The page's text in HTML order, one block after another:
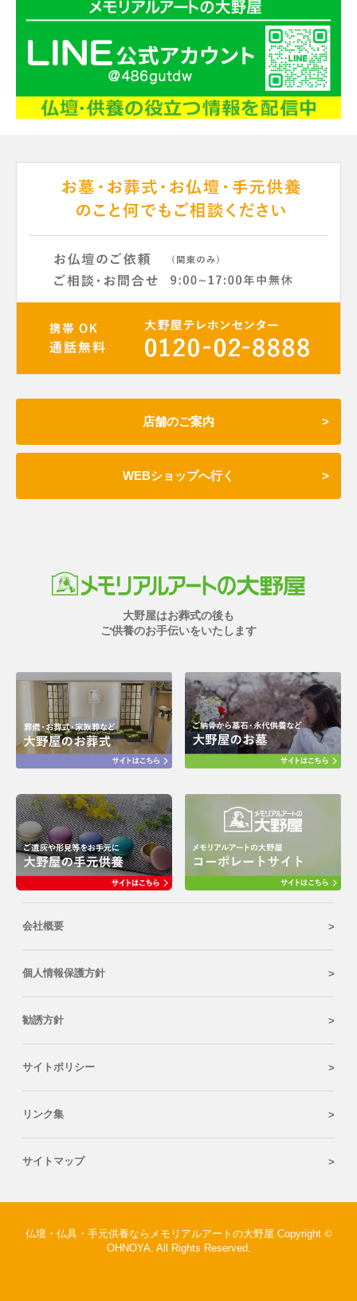
店舗のご案内
WEBショップへ行く
大野屋はお葬式の後も
ご供養のお手伝いをいたします
会社概要
個人情報保護方針
勧誘方針
サイトポリシー
リンク集
サイトマップ
仏壇・仏具・手元供養ならメモリアルアートの大野屋 Copyright ©
OHNOYA. All Rights Reserved.